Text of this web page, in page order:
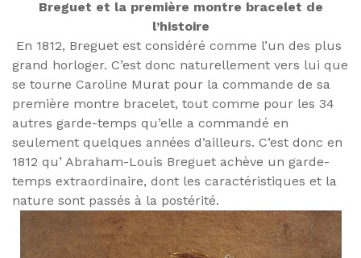
Breguet et la première montre bracelet de
l’histoire
En 1812, Breguet est considéré comme l’un des plus
grand horloger. C’est donc naturellement vers lui que
se tourne Caroline Murat pour la commande de sa
première montre bracelet, tout comme pour les 34
autres garde-temps qu’elle a commandé en
seulement quelques années d’ailleurs. C’est donc en
1812 qu’ Abraham-Louis Breguet achève un garde-
temps extraordinaire, dont les caractéristiques et la
nature sont passés à la postérité.